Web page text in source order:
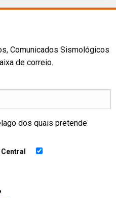
Comunicados Sismológicos
de correio.
dos quais pretende